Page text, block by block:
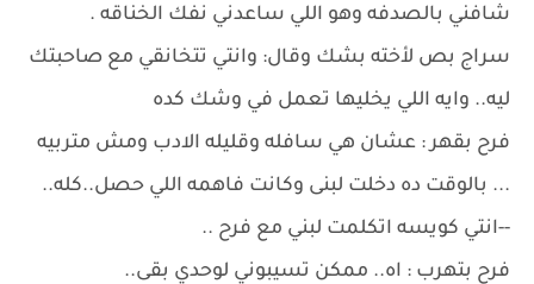
شافني بالصدفه وهو اللي ساعدني نفك الخناقه .
سراج بص لأخته بشك وقال: وانتي تتخانقي مع صاحبتك
ليه.. وايه اللي يخليها تعمل في وشك كده
فرح بقهر : عشان هي سافله وقليله الادب ومش متربيه
... بالوقت ده دخلت لبنى وكانت فاهمه اللي حصل..كله..
--انتي كويسه اتكلمت لبني مع فرح ..
فرح بتهرب : اه.. ممكن تسيبوني لوحدي بقى..